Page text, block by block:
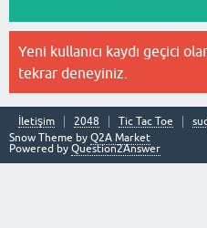
Yeni kullanıcı kaydı geçici
tekrar deneyiniz.
İletişim 2048 Tic Tac Toe
Snow Theme by Q2A Market
Powered by Question2Answer